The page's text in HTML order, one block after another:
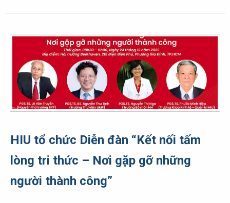
HIU tổ chức Diễn đàn “Kết nối tấm
lòng tri thức – Nơi gặp gỡ những
người thành công”